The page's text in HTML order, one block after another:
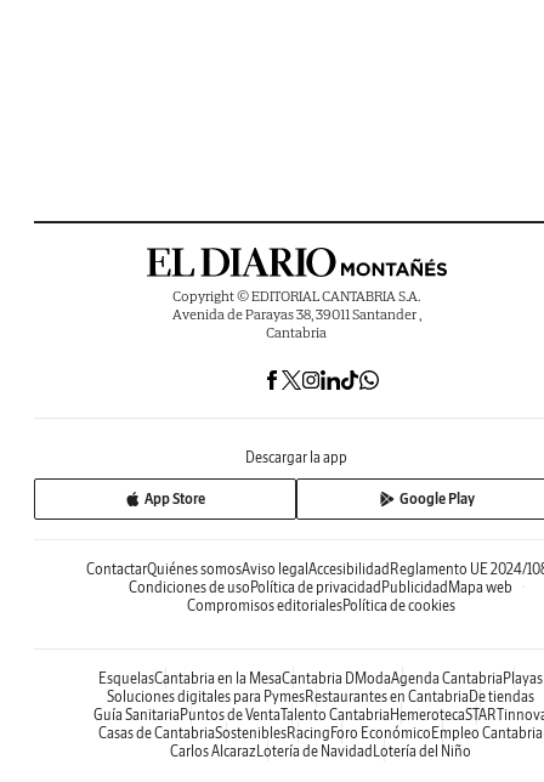
Copyright © EDITORIAL CANTABRIA S.A.
Avenida de Parayas 38, 39011 Santander ,
Cantabria
Descargar la app
App Store Google Play
ContactarQuiénes somosAviso legalAccesibilidadReglamento UE 2024/
Condiciones de usoPolítica de privacidadPublicidadMapa web
Compromisos editorialesPolítica de cookies
EsquelasCantabria en la MesaCantabria DModaAgenda CantabriaPlayas
Soluciones digitales para PymesRestaurantes en CantabriaDe tiendas
Guía SanitariaPuntos de VentaTalento CantabriaHemeroteca
Casas de CantabriaSosteniblesRacingForo EconómicoEmpleo Cantabria
Carlos AlcarazLotería de NavidadLotería del Niño